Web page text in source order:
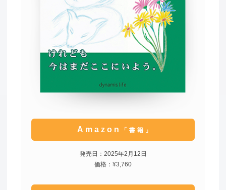
Amazon 「書籍」
発売日：2025年2月12日
価格：¥3,760